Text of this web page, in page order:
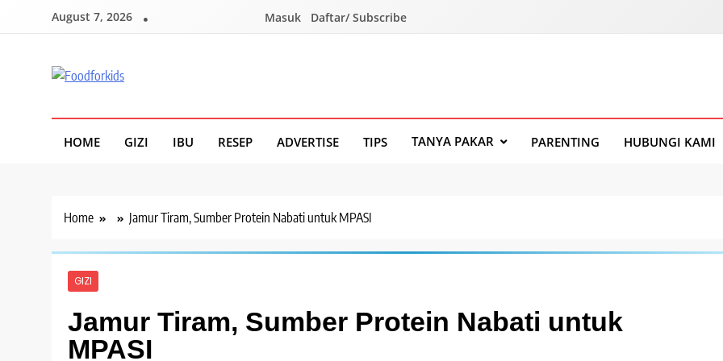
August 7, 2026 Masuk Daftar/ Subscribe
HOME GIZI IBU RESEP ADVERTISE TIPS TANYA PAKAR PARENTING HUBUNGI KAMI
Home Jamur Tiram, Sumber Protein Nabati untuk MPASI
GIZI
Jamur Tiram, Sumber Protein Nabati untuk
MPASI